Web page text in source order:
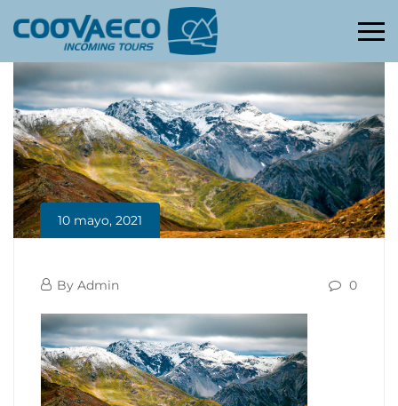
Primary
Menu
10 mayo, 2021
18
10
2021
By Admin 0
Mendoza
18